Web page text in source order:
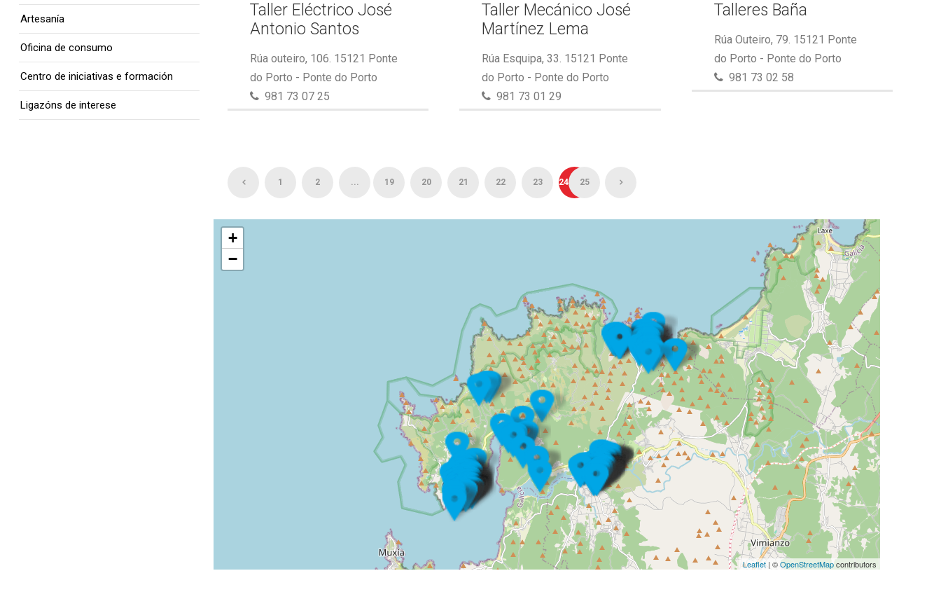
Taller Eléctrico José
Antonio Santos
Rúa outeiro, 106. 15121 Ponte
do Porto - Ponte do Porto
981 73 07 25
Taller Mecánico José
Martínez Lema
Rúa Esquipa, 33. 15121 Ponte
do Porto - Ponte do Porto
981 73 01 29
Talleres Baña
Rúa Outeiro, 79. 15121 Ponte
do Porto - Ponte do Porto
981 73 02 58
1 2 ... 19 20 21 22 23 24 25
+
−
Leaflet | ©OpenStreetMapcontributors
Artesanía
Oficina de consumo
Centro de iniciativas e formación
Ligazóns de interese